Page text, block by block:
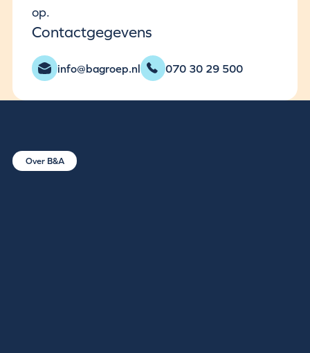
op.
Contactgegevens
info@bagroep.nl 070 30 29 500
Over B&A